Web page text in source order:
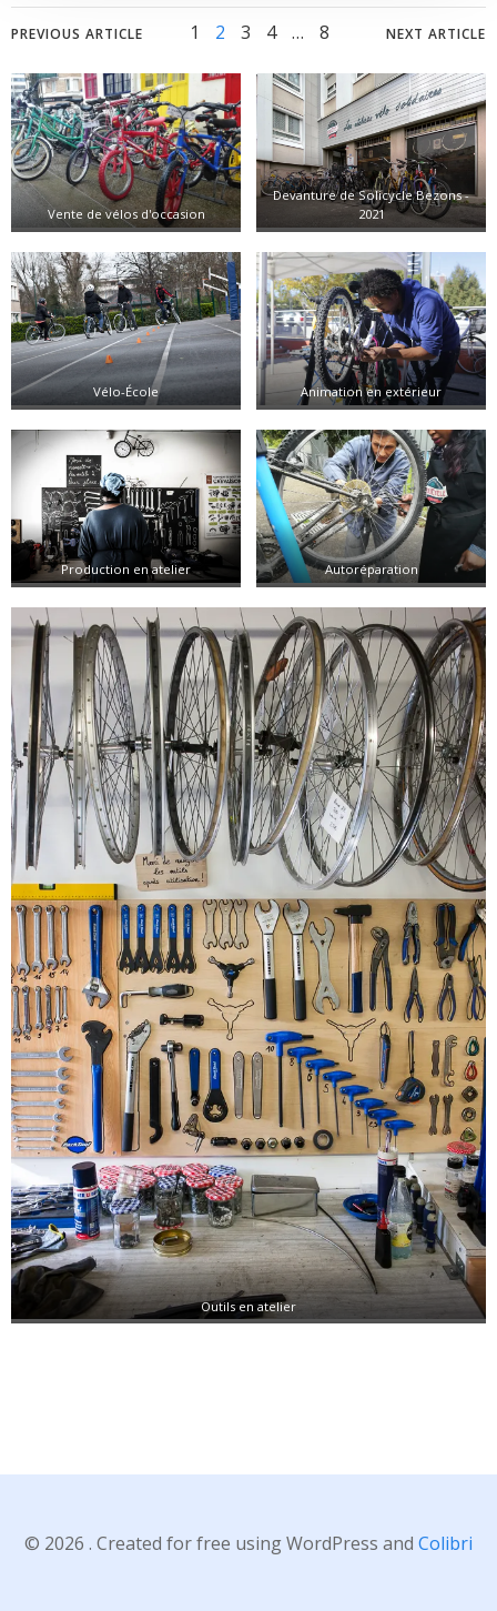
Posts
navigation
PREVIOUS ARTICLE
Posts
navigation
Page
1 Page
2 Page
3 Page
4 … Page
8
Posts
NEXT ARTICLE
Vente de vélos d'occasion
Devanture de Solicycle Bezons -
2021
Vélo-École Animation en extérieur
Production en atelier Autoréparation
Outils en atelier
© 2026 . Created for free using WordPress and Colibri